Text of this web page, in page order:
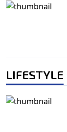
LIFESTYLE